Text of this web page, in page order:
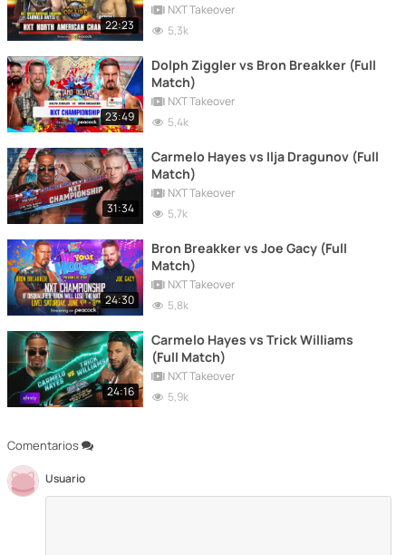
Comentarios
Usuario
22:23
NXT Takeover
5,3k
23:49
Dolph Ziggler vs Bron Breakker (Full
Match)
NXT Takeover
5,4k
31:34
Carmelo Hayes vs Ilja Dragunov (Full
Match)
NXT Takeover
5,7k
24:30
Bron Breakker vs Joe Gacy (Full
Match)
NXT Takeover
5,8k
24:16
Carmelo Hayes vs Trick Williams
(Full Match)
NXT Takeover
5,9k